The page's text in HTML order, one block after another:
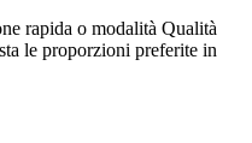
rapida o modalità Qualità
le proporzioni preferite in